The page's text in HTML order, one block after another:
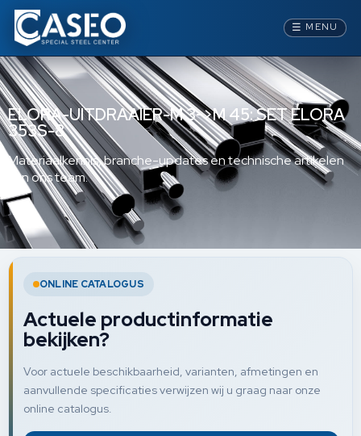
☰ MENU
ELORA-UITDRAAIER-M 3->M 45: SET ELORA
353S-8
Materiaalkennis, branche-updates en technische artikelen
van ons team.
ONLINE CATALOGUS
Actuele productinformatie
bekijken?
Voor actuele beschikbaarheid, varianten, afmetingen en
aanvullende specificaties verwijzen wij u graag naar onze
online catalogus.